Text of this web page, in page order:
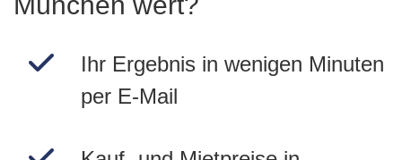
Ihr Ergebnis in wenigen Minuten
per E-Mail